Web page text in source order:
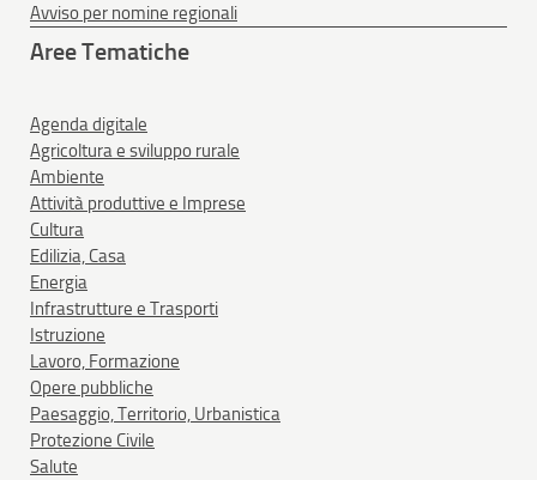
Avviso per nomine regionali
Aree Tematiche
Agenda digitale
Agricoltura e sviluppo rurale
Ambiente
Attività produttive e Imprese
Cultura
Edilizia, Casa
Energia
Infrastrutture e Trasporti
Istruzione
Lavoro, Formazione
Opere pubbliche
Paesaggio, Territorio, Urbanistica
Protezione Civile
Salute